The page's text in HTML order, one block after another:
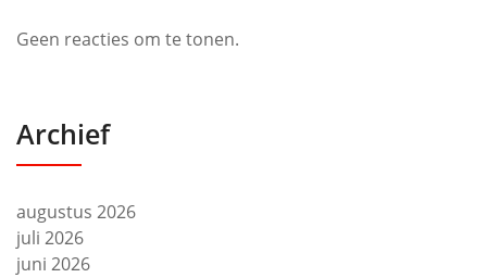
Geen reacties om te tonen.
Archief
augustus 2026
juli 2026
juni 2026